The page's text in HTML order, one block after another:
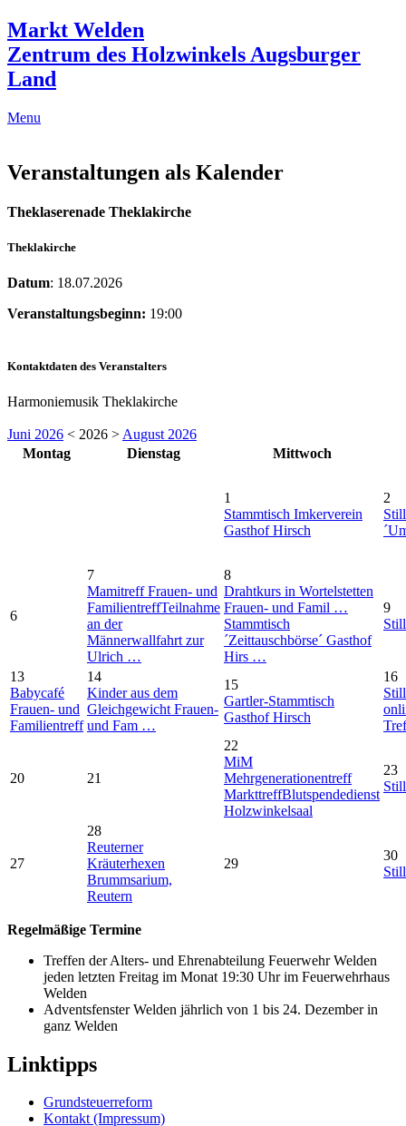
Markt Welden
Zentrum des Holzwinkels Augsburger
Land
Menu
Veranstaltungen als Kalender
Theklaserenade Theklakirche
Theklakirche
Datum: 18.07.2026
Veranstaltungsbeginn: 19:00
Kontaktdaten des Veranstalters
Harmoniemusik Theklakirche
Juni 2026 < 2026 > August 2026
Montag
Dienstag Mittwoch
1
Stammtisch Imkerverein
Gasthof Hirsch
2
6
7
Mamitreff Frauen- und
FamilientreffTeilnahme
an der
Männerwallfahrt zur
Ulrich …
8
Drahtkurs in Wortelstetten
Frauen- und Famil …
Stammtisch
´Zeittauschbörse´ Gasthof
Hirs …
9
13
Babycafé
Frauen- und
Familientreff
14
Kinder aus dem
Gleichgewicht Frauen-
und Fam …
15
Gartler-Stammtisch
Gasthof Hirsch
16
20 21
22
MiM
Mehrgenerationentreff
MarkttreffBlutspendedienst
Holzwinkelsaal
23
27
28
Reuterner
Kräuterhexen
Brummsarium,
Reutern
29
30
Regelmäßige Termine
Treffen der Alters- und Ehrenabteilung Feuerwehr Welden
jeden letzten Freitag im Monat 19:30 Uhr im Feuerwehrhaus
Welden
Adventsfenster Welden jährlich von 1 bis 24. Dezember in
ganz Welden
Linktipps
Grundsteuerreform
Kontakt (Impressum)